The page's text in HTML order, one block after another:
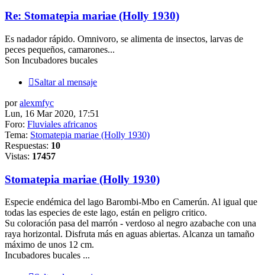
Re: Stomatepia mariae (Holly 1930)
Es nadador rápido. Omnivoro, se alimenta de insectos, larvas de
peces pequeños, camarones...
Son Incubadores bucales
Saltar al mensaje
poralexmfyc
Lun, 16 Mar 2020, 17:51
Foro: Fluviales africanos
Tema: Stomatepia mariae (Holly 1930)
Respuestas: 10
Vistas: 17457
Stomatepia mariae (Holly 1930)
Especie endémica del lago Barombi-Mbo en Camerún. Al igual que
todas las especies de este lago, están en peligro critico.
Su coloración pasa del marrón - verdoso al negro azabache con una
raya horizontal. Disfruta más en aguas abiertas. Alcanza un tamaño
máximo de unos 12 cm.
Incubadores bucales ...